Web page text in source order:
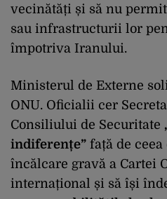
vecinătăți și să nu
sau infrastructurii lor
împotriva Iranului.
Ministerul de Externe
ONU. Oficialii cer
Consiliului de Securitate
indiferențe” față de
încălcare gravă a Cartei
internațional și să își